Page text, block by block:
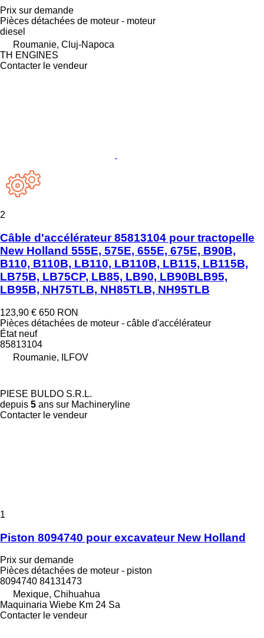
Prix sur demande
Pièces détachées de moteur - moteur
diesel
Roumanie, Cluj-Napoca
TH ENGINES
Contacter le vendeur
2
Câble d'accélérateur 85813104 pour tractopelle
New Holland 555E, 575E, 655E, 675E, B90B,
B110, B110B, LB110, LB110B, LB115, LB115B,
LB75B, LB75CP, LB85, LB90, LB90BLB95,
LB95B, NH75TLB, NH85TLB, NH95TLB
123,90 € 650 RON
Pièces détachées de moteur - câble d'accélérateur
Étatneuf
85813104
Roumanie, ILFOV
PIESE BULDO S.R.L.
depuis 5 ans sur Machineryline
Contacter le vendeur
1
Piston 8094740 pour excavateur New Holland
Prix sur demande
Pièces détachées de moteur - piston
8094740 84131473
Mexique, Chihuahua
Maquinaria Wiebe Km 24 Sa
Contacter le vendeur